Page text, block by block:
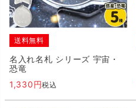
送料無料
名入れ名札 シリーズ 宇宙・
恐竜
1,330
税込